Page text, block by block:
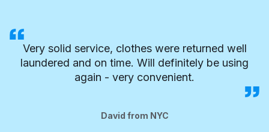
Very solid service, clothes were returned well
laundered and on time. Will definitely be using
again - very convenient.
David from NYC